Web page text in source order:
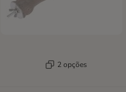
2 opções